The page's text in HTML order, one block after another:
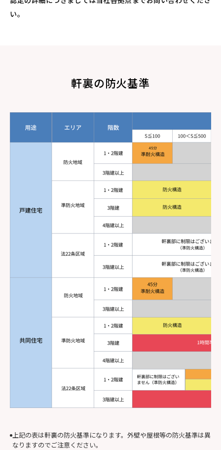
い。
軒裏の防火基準
上記の表は軒裏の防火基準になります。外壁や屋根等の防火基準は異
なりますのでご注意ください。